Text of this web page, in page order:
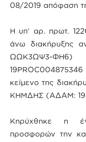
08/2019 απόφαση
Η υπ’ αρ. πρωτ.
άνω διακήρυξης
ΩΩΚ3ΩΨ3-
κείμενο της
ΚΗΜΔΗΣ (ΑΔΑΜ:
Κηρύχθηκε η
προσφορών την